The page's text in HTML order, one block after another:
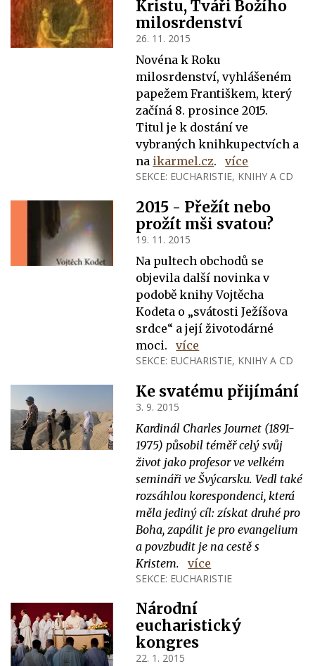
Kristu, Tváři Božího
milosrdenství
26. 11. 2015
Novéna k Roku
milosrdenství, vyhlášeném
papežem Františkem, který
začíná 8. prosince 2015.
Titul je k dostání ve
vybraných knihkupectvích a
na ikarmel.cz. více
SEKCE: EUCHARISTIE, KNIHY A CD
2015 - Přežít nebo
prožít mši svatou?
19. 11. 2015
Na pultech obchodů se
objevila další novinka v
podobě knihy Vojtěcha
Kodeta o „svátosti Ježíšova
srdce“ a její životodárné
moci.
více
SEKCE: EUCHARISTIE, KNIHY A CD
Ke svatému přijímání
3. 9. 2015
Kardinál Charles Journet (1891-
1975) působil téměř celý svůj
život jako profesor ve velkém
semináři ve Švýcarsku. Vedl také
rozsáhlou korespondenci, která
měla jediný cíl: získat druhé pro
Boha, zapálit je pro evangelium
a povzbudit je na cestě s
Kristem.
více
SEKCE: EUCHARISTIE
Národní
eucharistický
kongres
22. 1. 2015